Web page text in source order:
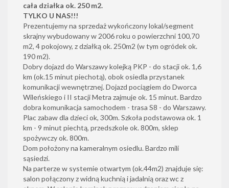
cała działka ok. 250 m2.
TYLKO U NAS!!!
Prezentujemy na sprzedaż wykończony lokal/segment
skrajny wybudowany w 2006 roku o powierzchni 100,70
m2, 4 pokojowy, z działką ok. 250m2 (w tym ogródek ok.
190 m2).
Dobry dojazd do Warszawy kolejką PKP - do stacji ok. 1,6
km (ok.15 minut piechotą), obok osiedla przystanek
komunikacji wewnętrznej. Dojazd pociągiem do Dworca
Wileńskiego i II stacji Metra zajmuje ok. 15 minut. Bardzo
dobra komunikacja samochodem - trasa S8 - do Warszawy.
Plac zabaw dla dzieci ok, 300m. Szkoła podstawowa ok. 1
km - 9 minut piechtą, przedszkole ok. 800m, sklep
spożywczy ok. 800m.
Dom położony na kameralnym osiedlu. Bardzo mili
sąsiedzi.
Na parterze w systemie otwartym (ok.44m2) znajduje się:
salon połączony z widną kuchnią i jadalnią oraz wc z